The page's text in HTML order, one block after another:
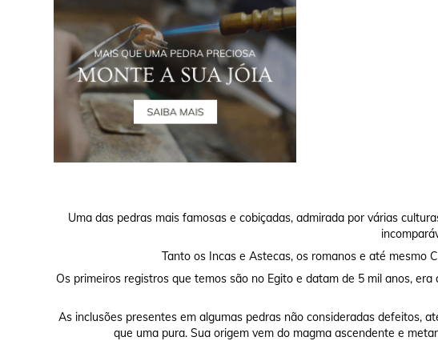
Uma das pedras mais famosas e cobiçadas, admirada por várias
Tanto os Incas e Astecas, os romanos e até mesmo
Os primeiros registros que temos são no Egito e datam de 5 mil anos,
As inclusões presentes em algumas pedras não consideradas defeitos,
que uma pura. Sua origem vem do magma ascendente e